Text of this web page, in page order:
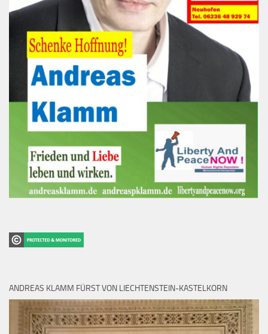
ANDREAS KLAMM FÜRST VON LIECHTENSTEIN-KASTELKORN